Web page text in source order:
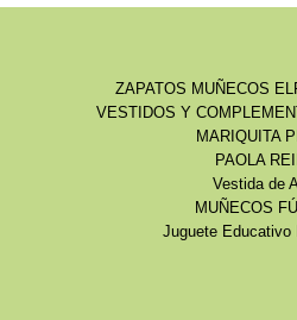
ZAPATOS MUÑECOS
VESTIDOS Y
MARIQUITA
PAOLA
Vestida de
MUÑECOS
Juguete Educativo